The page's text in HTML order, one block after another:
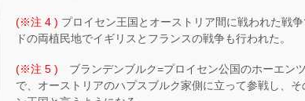
(※注 4 ) プロイセン王国とオーストリア間に戦われた戦
ドの両植民地でイギリスとフランスの戦争も行われた。
(※注 5 ) ブランデンブルク=プロイセン公国のホーエン
で、オーストリアのハプスブルク家側に立って参戦し、